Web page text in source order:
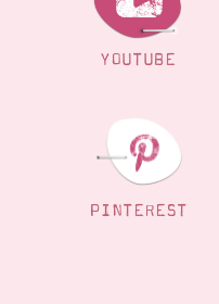
YOUTUBE
PINTEREST